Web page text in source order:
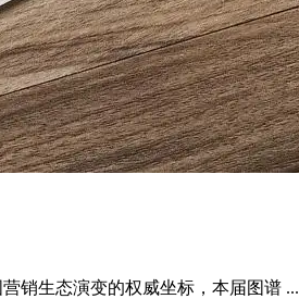
销生态演变的权威坐标，本届图谱 ...